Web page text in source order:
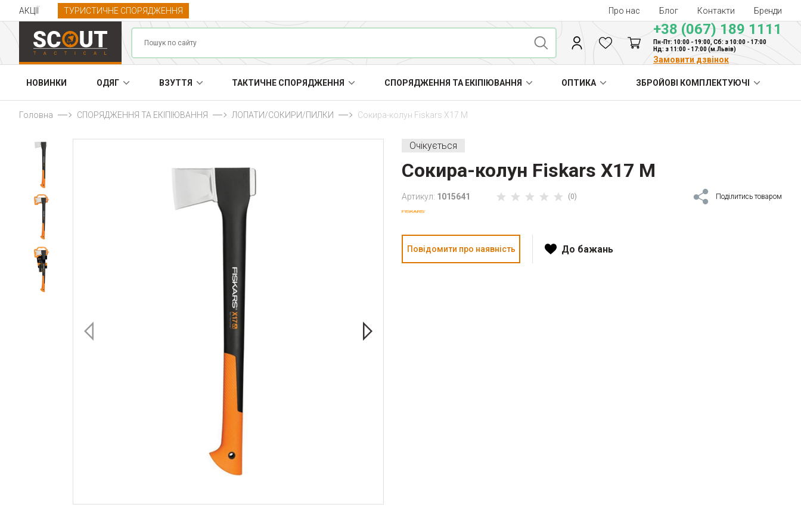
АКЦІЇ ТУРИСТИЧНЕ СПОРЯДЖЕННЯ Про нас Блог Контакти Бренди
+38 (067) 189 1111
Пн-Пт: 10:00 - 19:00, Сб: з 10:00 - 17:00
Нд: з 11:00 - 17:00 (м.Львів)
Замовити дзвінок
НОВИНКИ ОДЯГ ВЗУТТЯ ТАКТИЧНЕ СПОРЯДЖЕННЯ СПОРЯДЖЕННЯ ТА ЕКІПІЮВАННЯ ОПТИКА ЗБРОЙОВІ КОМПЛЕКТУЮЧІ
Головна СПОРЯДЖЕННЯ ТА ЕКІПІЮВАННЯ ЛОПАТИ/СОКИРИ/ПИЛКИ Сокира-колун Fiskars X17 M
Очікується
Сокира-колун Fiskars X17 M
Артикул: 1015641 (0) Поділитись товаром
До бажань